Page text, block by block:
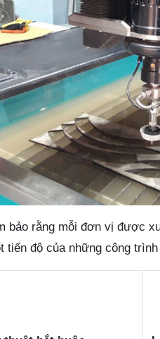
bảo rằng mỗi đơn vị được
tiến độ của những công